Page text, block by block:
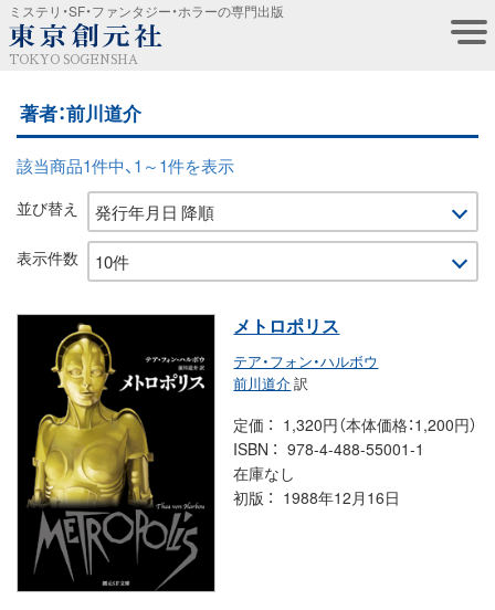
ミステリ・SF・ファンタジー・ホラーの専門出版
TOKYO SOGENSHA
著者：前川道介
該当商品1件中、1～1件を表示
並び替え
表示件数
メトロポリス
テア・フォン・ハルボウ
前川道介訳
定価
1,320円（本体価格：1,200円）
ISBN
978-4-488-55001-1
在庫なし
初版
1988年12月16日